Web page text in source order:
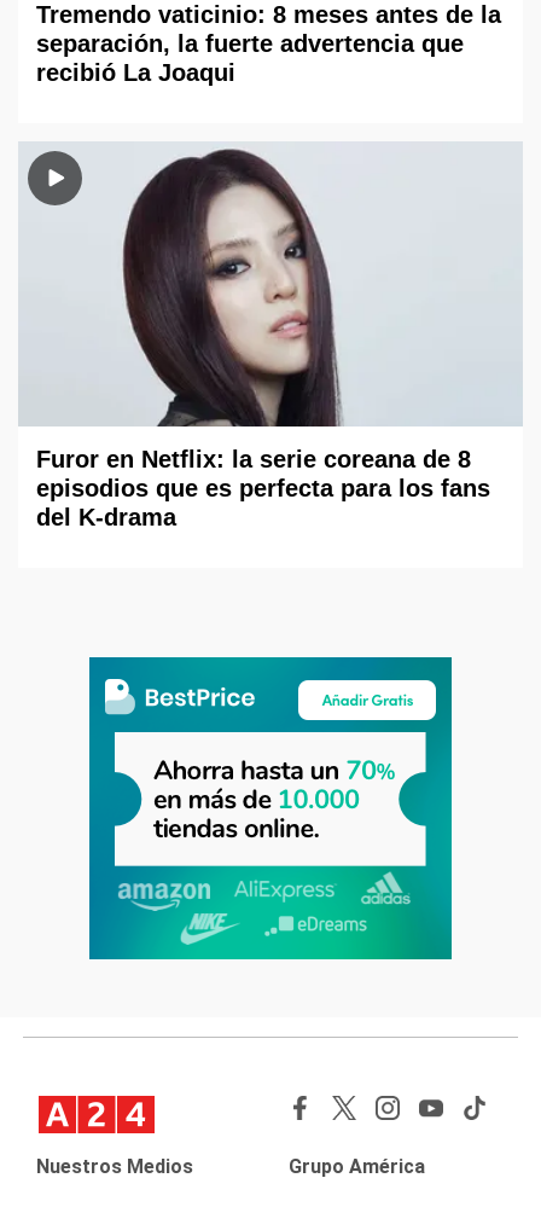
Tremendo vaticinio: 8 meses antes de la
separación, la fuerte advertencia que
recibió La Joaqui
Furor en Netflix: la serie coreana de 8
episodios que es perfecta para los fans
del K-drama
Nuestros Medios Grupo América